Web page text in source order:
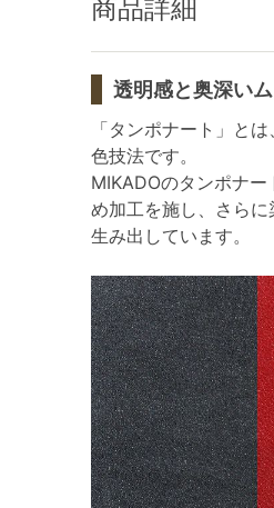
商品詳細
透明感と奥深い
「タンポナート」と
色技法です。
MIKADOのタンポナ
め加工を施し、さら
生み出しています。